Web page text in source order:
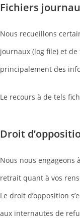
Fichiers
Nous recueillons
journaux (log file) et de
principalement des
Le recours à de tels
Droit
Nous nous engageons
retrait quant à vos
Le droit d’opposition
aux internautes de